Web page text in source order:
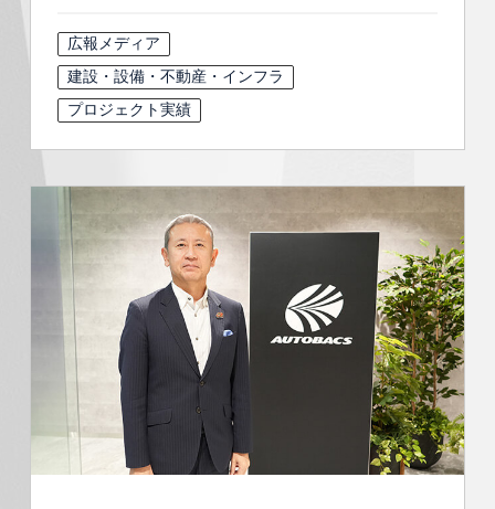
広報メディア
建設・設備・不動産・インフラ
プロジェクト実績